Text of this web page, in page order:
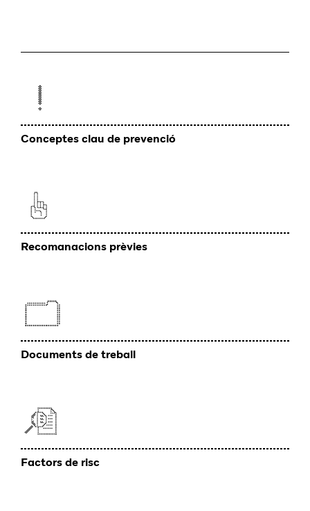
Conceptes clau de prevenció
Recomanacions prèvies
Documents de treball
Factors de risc